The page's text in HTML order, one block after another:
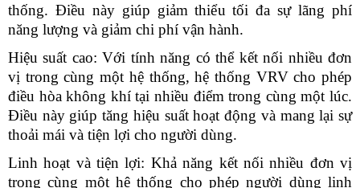
thống. Điều này giúp giảm thiểu tối đa sự lãng phí
năng lượng và giảm chi phí vận hành.
Hiệu suất cao: Với tính năng có thể kết nối nhiều đơn
vị trong cùng một hệ thống, hệ thống VRV cho phép
điều hòa không khí tại nhiều điểm trong cùng một lúc.
Điều này giúp tăng hiệu suất hoạt động và mang lại sự
thoải mái và tiện lợi cho người dùng.
Linh hoạt và tiện lợi: Khả năng kết nối nhiều đơn vị
trong cùng một hệ thống cho phép người dùng linh